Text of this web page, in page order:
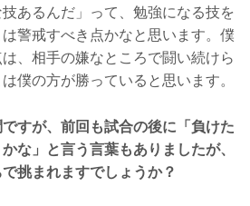
あるんだ」って、勉強になる技を
警戒すべき点かなと思います。僕
、相手の嫌なところで闘い続けら
僕の方が勝っていると思います。
すが、前回も試合の後に「負けた
な」と言う言葉もありましたが、
挑まれますでしょうか？